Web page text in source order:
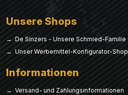
Unsere Shops
→ De Sinzers - Unsere Schmied-Familie
→ Unser Werbemittel-Konfigurator-Shop
Informationen
→ Versand- und Zahlungsinformationen